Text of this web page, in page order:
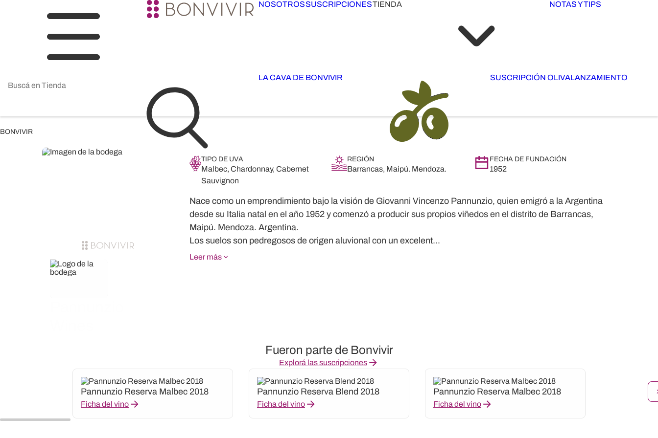
NOSOTROSSUSCRIPCIONESTIENDA NOTAS Y TIPS
LA CAVA DE BONVIVIR SUSCRIPCIÓN OLIVALANZAMIENTO
BONVIVIR
TIPO DE UVA
Malbec, Chardonnay, Cabernet
Sauvignon
REGIÓN
Barrancas, Maipú. Mendoza.
FECHA DE FUNDACIÓN
1952
Nace como un emprendimiento bajo la visión de Giovanni Vincenzo Pannunzio, quien emigró a la Argentina
desde su Italia natal en el año 1952 y comenzó a producir sus propios viñedos en el distrito de Barrancas,
Maipú. Mendoza. Argentina.
Los suelos son pedregosos de origen aluvional con un excelent...
Leer más
Fueron parte de Bonvivir
Explorá las suscripciones
Pannunzio Reserva Malbec 2018
Ficha del vino
Pannunzio Reserva Blend 2018
Ficha del vino
Pannunzio Reserva Malbec 2018
Ficha del vino